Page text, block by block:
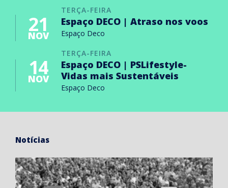
TERÇA-FEIRA
21
NOV
Espaço DECO | Atraso nos voos
Espaço Deco
TERÇA-FEIRA
14
NOV
Espaço DECO | PSLifestyle-
Vidas mais Sustentáveis
Espaço Deco
Notícias